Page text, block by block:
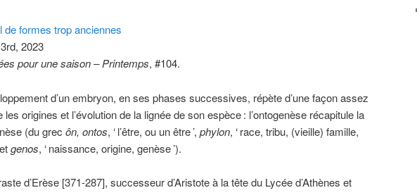
de formes trop anciennes
2023
pour une saison – Printemps, #104.
d’un embryon, en ses phases successives, répète d’une façon assez
les origines et l’évolution de la lignée de son espèce: l’ontogenèse récapitule la
(du grec ôn, ontos, ‘l’être, ou un être’, phylon, ‘race, tribu, (vieille) famille,
genos, ‘naissance, origine, genèse’).
d’Erèse [371-287], successeur d’Aristote à la tête du Lycée d’Athènes et